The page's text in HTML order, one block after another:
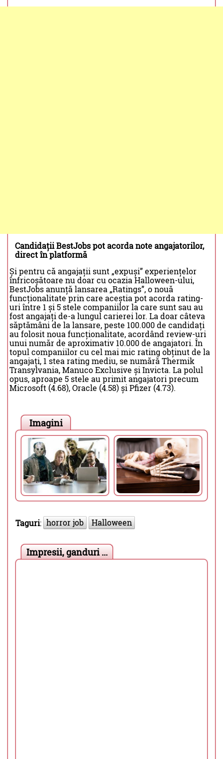
Candidații BestJobs pot acorda note angajatorilor,
direct în platformă
Și pentru că angajații sunt „expuși” experiențelor
înfricoșătoare nu doar cu ocazia Halloween-ului,
BestJobs anunță lansarea „Ratings”, o nouă
funcționalitate prin care aceștia pot acorda rating-
uri între 1 și 5 stele companiilor la care sunt sau au
fost angajați de-a lungul carierei lor. La doar câteva
săptămâni de la lansare, peste 100.000 de candidați
au folosit noua funcționalitate, acordând review-uri
unui număr de aproximativ 10.000 de angajatori. În
topul companiilor cu cel mai mic rating obținut de la
angajați, 1 stea rating mediu, se numără Thermik
Transylvania, Manuco Exclusive și Invicta. La polul
opus, aproape 5 stele au primit angajatori precum
Microsoft (4.68), Oracle (4.58) și Pfizer (4.73).
Imagini
Taguri: horror job Halloween
Impresii, ganduri ...